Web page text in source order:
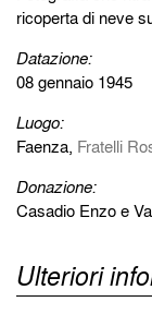
ricoperta di neve
Datazione:
08 gennaio 1945
Luogo:
Faenza, Fratelli
Donazione:
Casadio Enzo e
Ulteriori